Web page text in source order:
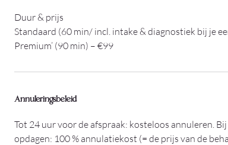
Duur & prijs
Standaard (60 min/ incl. intake & diagnostiek bij je
Annuleringsbeleid
Tot 24 uur voor de afspraak: kosteloos annuleren.
opdagen: 100 % annulatiekost (= de prijs van de